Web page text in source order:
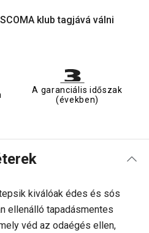
klub tagjává válni
A garanciális időszak
(években)
kiválóak édes és sós
ellenálló tapadásmentes
véd az odaégés ellen,